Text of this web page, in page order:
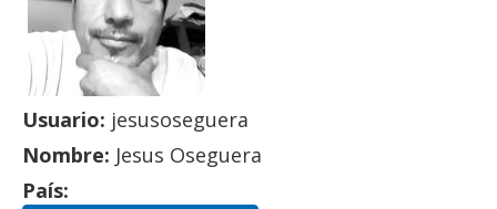
Usuario: jesusoseguera
Nombre: Jesus Oseguera
País: